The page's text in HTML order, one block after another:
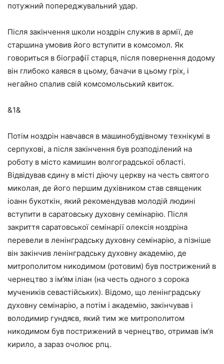
потужний попереджувальний удар.
Після закінчення школи ноздрін служив в армії, де
старшина умовив його вступити в комсомол. Як
говориться в біографії старця, після повернення додому
він глибоко каявся в цьому, бачачи в цьому гріх, і
негайно спалив свій комсомольський квиток.
&1&
Потім ноздрін навчався в машинобудівному технікумі в
серпухові, а після закінчення був розподілений на
роботу в місто камишин волгоградської області.
Відвідував єдину в місті діючу церкву на честь святого
миколая, де його першим духівником став священик
іоанн букоткін, який рекомендував молодій людині
вступити в саратовську духовну семінарію. Після
закриття саратовської семінарії олексія ноздріна
перевели в ленінградську духовну семінарію, а пізніше
він закінчив ленінградську духовну академію, де
митрополитом никодимом (ротовим) був пострижений в
чернецтво з ім’ям іліан (на честь одного з сорока
мучеників севастійських). Відомо, що ленінградську
духовну семінарію, а потім і академію, закінчував і
володимир гундяєв, який тим же митрополитом
никодимом був пострижений в чернецтво, отримав ім’я
кирило, а зараз очолює рпц.